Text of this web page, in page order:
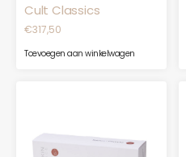
Cult Classics
€317,50
Toevoegen aan winkelwagen